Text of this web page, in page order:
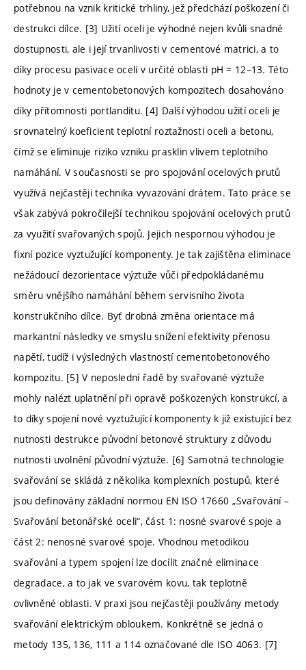
potřebnou na vznik kritické trhliny, jež předchází poškození či
destrukci dílce. [3] Užití oceli je výhodné nejen kvůli snadné
dostupnosti, ale i její trvanlivosti v cementové matrici, a to
díky procesu pasivace oceli v určité oblasti pH ≈ 12–13. Této
hodnoty je v cementobetonových kompozitech dosahováno
díky přítomnosti portlanditu. [4] Další výhodou užití oceli je
srovnatelný koeficient teplotní roztažnosti oceli a betonu,
čímž se eliminuje riziko vzniku prasklin vlivem teplotního
namáhání. V současnosti se pro spojování ocelových prutů
využívá nejčastěji technika vyvazování drátem. Tato práce se
však zabývá pokročilejší technikou spojování ocelových prutů
za využití svařovaných spojů. Jejich nespornou výhodou je
fixní pozice vyztužující komponenty. Je tak zajištěna eliminace
nežádoucí dezorientace výztuže vůči předpokládanému
směru vnějšího namáhání během servisního života
konstrukčního dílce. Byť drobná změna orientace má
markantní následky ve smyslu snížení efektivity přenosu
napětí, tudíž i výsledných vlastností cementobetonového
kompozitu. [5] V neposlední řadě by svařované výztuže
mohly nalézt uplatnění při opravě poškozených konstrukcí, a
to díky spojení nové vyztužující komponenty k již existující bez
nutnosti destrukce původní betonové struktury z důvodu
nutnosti uvolnění původní výztuže. [6] Samotná technologie
svařování se skládá z několika komplexních postupů, které
jsou definovány základní normou EN ISO 17660 „Svařování –
Svařování betonářské oceli“, část 1: nosné svarové spoje a
část 2: nenosné svarové spoje. Vhodnou metodikou
svařování a typem spojení lze docílit značné eliminace
degradace, a to jak ve svarovém kovu, tak teplotně
ovlivněné oblasti. V praxi jsou nejčastěji používány metody
svařování elektrickým obloukem. Konkrétně se jedná o
metody 135, 136, 111 a 114 označované dle ISO 4063. [7]